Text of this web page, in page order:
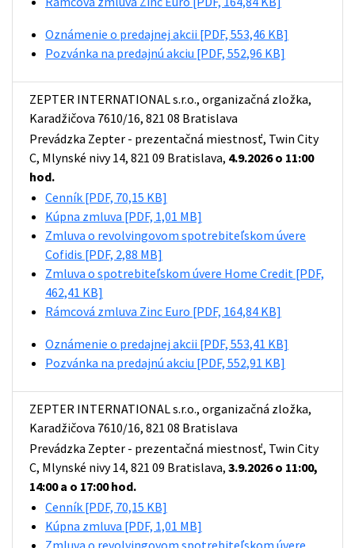
Oznámenie o predajnej akcii [PDF, 553,46 KB]
Pozvánka na predajnú akciu [PDF, 552,96 KB]
ZEPTER INTERNATIONAL s.r.o., organizačná zložka,
Karadžičova 7610/16, 821 08 Bratislava
Prevádzka Zepter - prezentačná miestnosť, Twin City
C, Mlynské nivy 14, 821 09 Bratislava, 4.9.2026 o 11:00
hod.
Cenník [PDF, 70,15 KB]
Kúpna zmluva [PDF, 1,01 MB]
Zmluva o revolvingovom spotrebiteľskom úvere
Cofidis [PDF, 2,88 MB]
Zmluva o spotrebiteľskom úvere Home Credit [PDF,
462,41 KB]
Rámcová zmluva Zinc Euro [PDF, 164,84 KB]
Oznámenie o predajnej akcii [PDF, 553,41 KB]
Pozvánka na predajnú akciu [PDF, 552,91 KB]
ZEPTER INTERNATIONAL s.r.o., organizačná zložka,
Karadžičova 7610/16, 821 08 Bratislava
Prevádzka Zepter - prezentačná miestnosť, Twin City
C, Mlynské nivy 14, 821 09 Bratislava, 3.9.2026 o 11:00,
14:00 a o 17:00 hod.
Cenník [PDF, 70,15 KB]
Kúpna zmluva [PDF, 1,01 MB]
Zmluva o revolvingovom spotrebiteľskom úvere